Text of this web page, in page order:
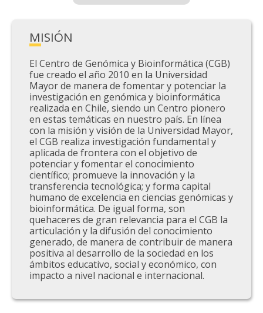
MISIÓN
El Centro de Genómica y Bioinformática (CGB)
fue creado el año 2010 en la Universidad
Mayor de manera de fomentar y potenciar la
investigación en genómica y bioinformática
realizada en Chile, siendo un Centro pionero
en estas temáticas en nuestro país. En línea
con la misión y visión de la Universidad Mayor,
el CGB realiza investigación fundamental y
aplicada de frontera con el objetivo de
potenciar y fomentar el conocimiento
científico; promueve la innovación y la
transferencia tecnológica; y forma capital
humano de excelencia en ciencias genómicas y
bioinformática. De igual forma, son
quehaceres de gran relevancia para el CGB la
articulación y la difusión del conocimiento
generado, de manera de contribuir de manera
positiva al desarrollo de la sociedad en los
ámbitos educativo, social y económico, con
impacto a nivel nacional e internacional.